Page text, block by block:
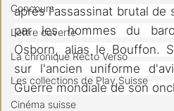
Concours
Lettre ouverte
La chronique Recto Verso
Les collections de Play Suisse
Cinéma suisse
après l'assassinat brutal de
par les hommes du
Osborn, alias le Bouffon.
sur l'ancien uniforme
Guerre mondiale de son